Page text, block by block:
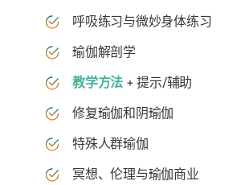
呼吸练习与微妙身体练习
瑜伽解剖学
教学方法 + 提示/辅助
修复瑜伽和阴瑜伽
特殊人群瑜伽
冥想、伦理与瑜伽商业